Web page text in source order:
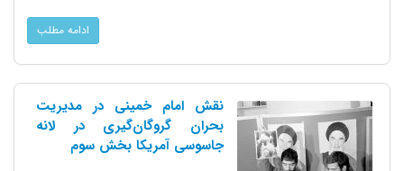
ادامه مطلب
نقش امام خمینی در مدیریت
بحران گروگان‌گیری در لانه
جاسوسی آمریکا بخش سوم